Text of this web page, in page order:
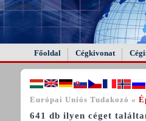
content, not
Főoldal Cégkivonat
Európai Uniós Tudakozó «
641 db ilyen céget